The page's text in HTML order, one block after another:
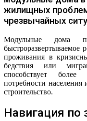
жилищных
чрезвычайных
Модульные дома
быстроразвертываемое
проживания в
бедствия или
способствует
потребности
строительство.
Навигация по